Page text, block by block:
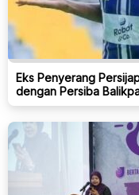
Eks Penyerang
dengan Persiba